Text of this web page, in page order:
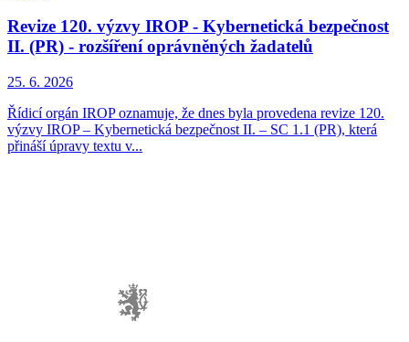
Revize 120. výzvy IROP - Kybernetická bezpečnost
II. (PR) - rozšíření oprávněných žadatelů
25. 6. 2026
Řídicí orgán IROP oznamuje, že dnes byla provedena revize 120.
výzvy IROP – Kybernetická bezpečnost II. – SC 1.1 (PR), která
přináší úpravy textu v...